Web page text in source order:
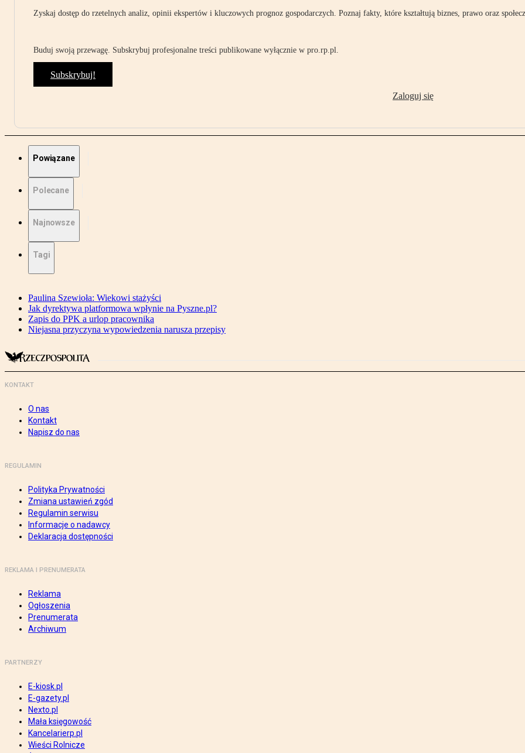
Zyskaj dostęp do rzetelnych analiz, opinii ekspertów i kluczowych prognoz gospodarczych. Poznaj fakty, które kształtują biznes, prawo oraz
Buduj swoją przewagę. Subskrybuj profesjonalne treści publikowane wyłącznie w pro.rp.pl.
Subskrybuj!
Zaloguj się
Powiązane
Polecane
Najnowsze
Tagi
Paulina Szewioła: Wiekowi stażyści
Jak dyrektywa platformowa wpłynie na Pyszne.pl?
Zapis do PPK a urlop pracownika
Niejasna przyczyna wypowiedzenia narusza przepisy
KONTAKT
O nas
Kontakt
Napisz do nas
REGULAMIN
Polityka Prywatności
Zmiana ustawień zgód
Regulamin serwisu
Informacje o nadawcy
Deklaracja dostępności
REKLAMA I PRENUMERATA
Reklama
Ogłoszenia
Prenumerata
Archiwum
PARTNERZY
E-kiosk.pl
E-gazety.pl
Nexto.pl
Mała księgowość
Kancelarierp.pl
Wieści Rolnicze